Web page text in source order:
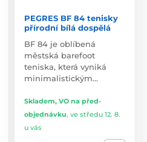
PEGRES BF 84 tenisky
přírodní bílá dospělá
BF 84 je oblíbená
městská barefoot
teniska, která vyniká
minimalistickým…
Skladem, VO na před-
objednávku, ve středu 12. 8.
u vás